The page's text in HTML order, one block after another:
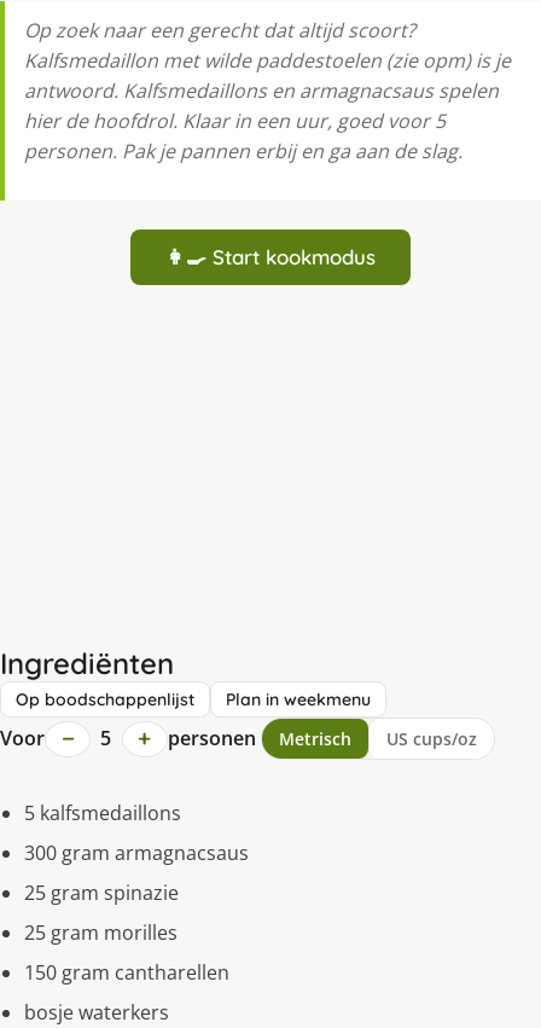
Op zoek naar een gerecht dat altijd scoort?
Kalfsmedaillon met wilde paddestoelen (zie opm) is je
antwoord. Kalfsmedaillons en armagnacsaus spelen
hier de hoofdrol. Klaar in een uur, goed voor 5
personen. Pak je pannen erbij en ga aan de slag.
👩‍🍳 Start kookmodus
Ingrediënten
Op boodschappenlijst Plan in weekmenu
Voor − 5 + personen Metrisch US cups/oz
5 kalfsmedaillons
300 gram armagnacsaus
25 gram spinazie
25 gram morilles
150 gram cantharellen
bosje waterkers